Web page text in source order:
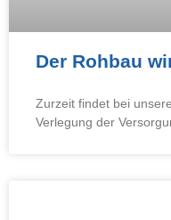
Der Rohbau
Zurzeit findet bei
Verlegung der